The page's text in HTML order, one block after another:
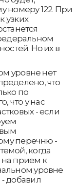
номеру 122. При
узких
Но их в
уровне нет
что
по
что у нас
- если
перечню -
когда
на прием к
уровне
добавил